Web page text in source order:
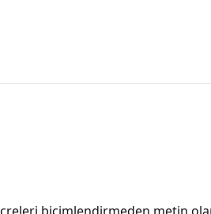
biçimlendirmeden metin